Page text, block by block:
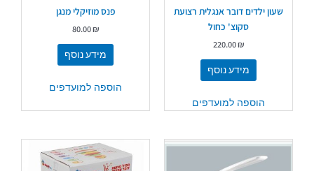
שעון ילדים דובר אנגלית רצועת
סקוצ' כחול
220.00₪
מידע נוסף
הוספה למועדפים
פנס מוזיקלי מנגן
80.00₪
מידע נוסף
הוספה למועדפים